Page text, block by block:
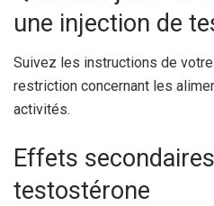
une injection de
Suivez les instructions de
restriction concernant les
activités.
Effets
testostérone